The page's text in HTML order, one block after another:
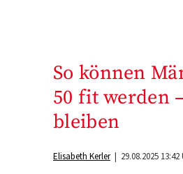
So können
50 fit werden
bleiben
Elisabeth Kerler| 29.08.2025 13:42